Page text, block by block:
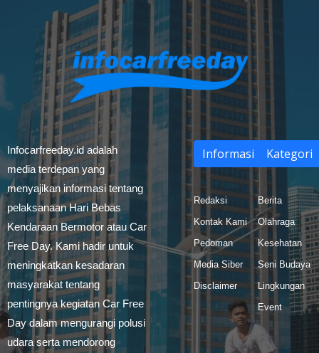
Infocarfreeday.id adalah
media terdepan yang
menyajikan informasi tentang
pelaksanaan Hari Bebas
Kendaraan Bermotor atau Car
Free Day. Kami hadir untuk
meningkatkan kesadaran
masyarakat tentang
pentingnya kegiatan Car Free
Day dalam mengurangi polusi
udara serta mendorong
Informasi
Redaksi
Kontak Kami
Pedoman
Media Siber
Disclaimer
Kategori
Berita
Olahraga
Kesehatan
Seni Budaya
Lingkungan
Event